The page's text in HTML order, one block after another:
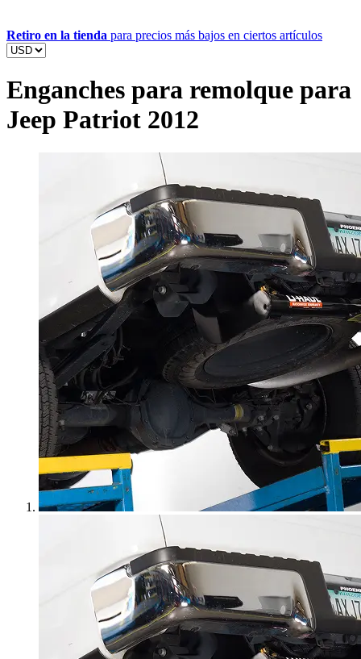
Retiro en la tienda para precios más bajos en ciertos artículos
Enganches para remolque para
Jeep Patriot 2012